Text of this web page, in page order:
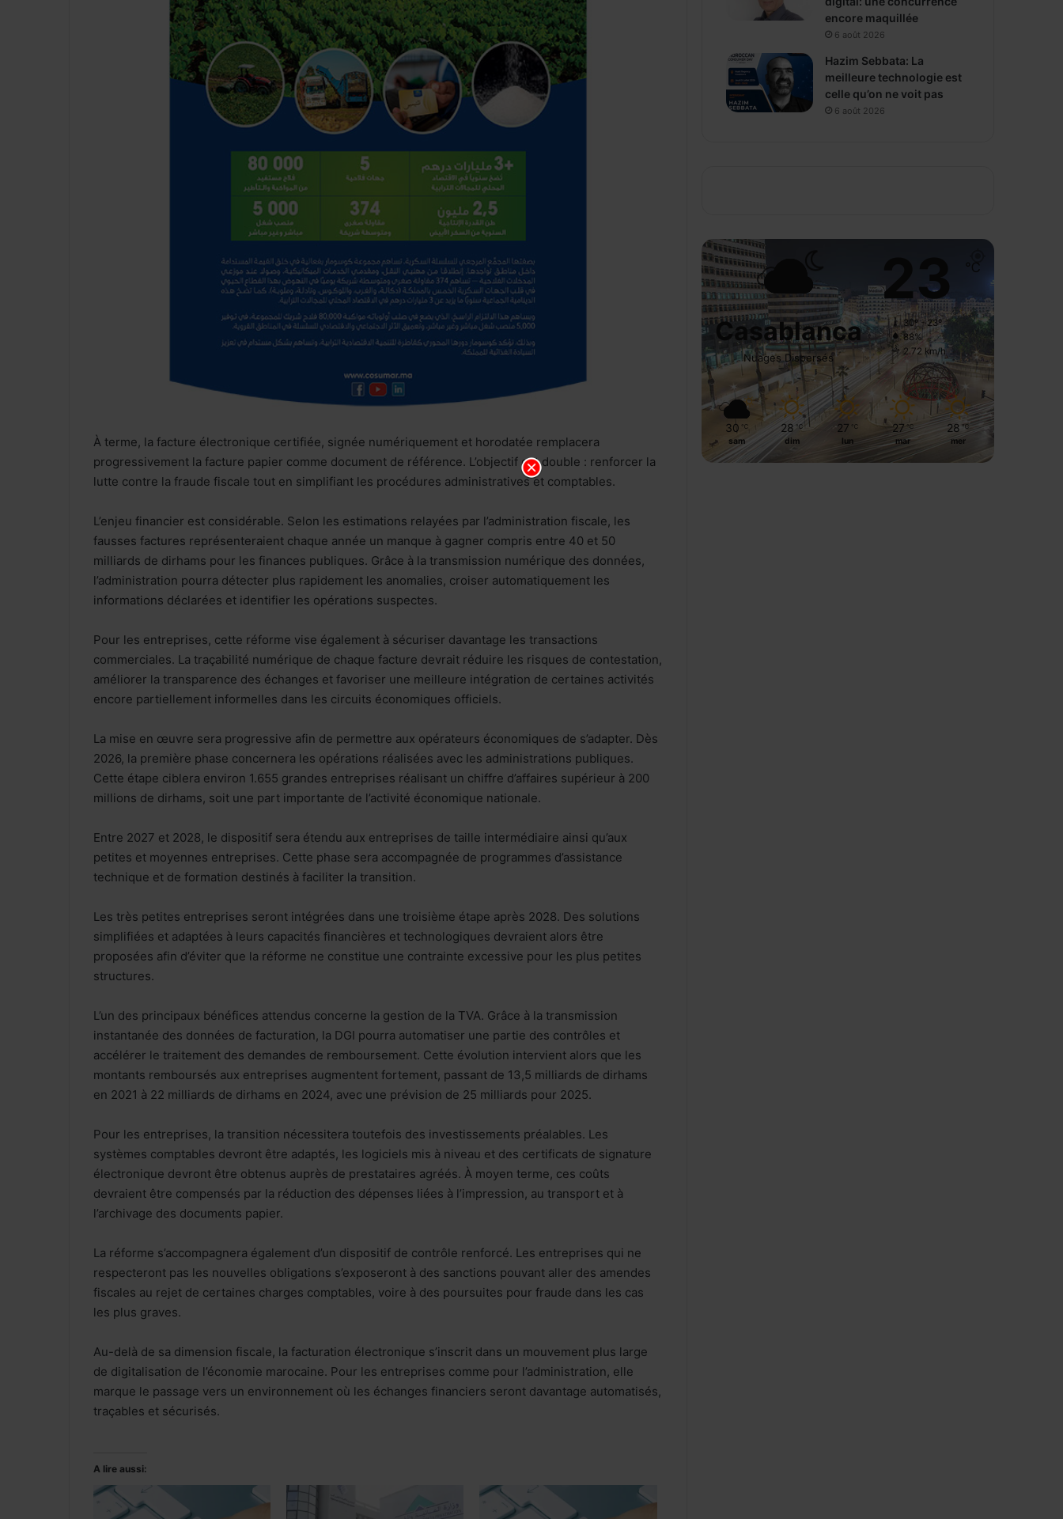
À terme, la facture électronique certifiée, signée numériquement et horodatée remplacera
progressivement la facture papier comme document de référence. L’objectif est double : renforcer la
lutte contre la fraude fiscale tout en simplifiant les procédures administratives et comptables.
L’enjeu financier est considérable. Selon les estimations relayées par l’administration fiscale, les
fausses factures représenteraient chaque année un manque à gagner compris entre 40 et 50
milliards de dirhams pour les finances publiques. Grâce à la transmission numérique des données,
l’administration pourra détecter plus rapidement les anomalies, croiser automatiquement les
informations déclarées et identifier les opérations suspectes.
Pour les entreprises, cette réforme vise également à sécuriser davantage les transactions
commerciales. La traçabilité numérique de chaque facture devrait réduire les risques de contestation,
améliorer la transparence des échanges et favoriser une meilleure intégration de certaines activités
encore partiellement informelles dans les circuits économiques officiels.
La mise en œuvre sera progressive afin de permettre aux opérateurs économiques de s’adapter. Dès
2026, la première phase concernera les opérations réalisées avec les administrations publiques.
Cette étape ciblera environ 1.655 grandes entreprises réalisant un chiffre d’affaires supérieur à 200
millions de dirhams, soit une part importante de l’activité économique nationale.
Entre 2027 et 2028, le dispositif sera étendu aux entreprises de taille intermédiaire ainsi qu’aux
petites et moyennes entreprises. Cette phase sera accompagnée de programmes d’assistance
technique et de formation destinés à faciliter la transition.
Les très petites entreprises seront intégrées dans une troisième étape après 2028. Des solutions
simplifiées et adaptées à leurs capacités financières et technologiques devraient alors être
proposées afin d’éviter que la réforme ne constitue une contrainte excessive pour les plus petites
structures.
L’un des principaux bénéfices attendus concerne la gestion de la TVA. Grâce à la transmission
instantanée des données de facturation, la DGI pourra automatiser une partie des contrôles et
accélérer le traitement des demandes de remboursement. Cette évolution intervient alors que les
montants remboursés aux entreprises augmentent fortement, passant de 13,5 milliards de dirhams
en 2021 à 22 milliards de dirhams en 2024, avec une prévision de 25 milliards pour 2025.
Pour les entreprises, la transition nécessitera toutefois des investissements préalables. Les
systèmes comptables devront être adaptés, les logiciels mis à niveau et des certificats de signature
électronique devront être obtenus auprès de prestataires agréés. À moyen terme, ces coûts
devraient être compensés par la réduction des dépenses liées à l’impression, au transport et à
l’archivage des documents papier.
La réforme s’accompagnera également d’un dispositif de contrôle renforcé. Les entreprises qui ne
respecteront pas les nouvelles obligations s’exposeront à des sanctions pouvant aller des amendes
fiscales au rejet de certaines charges comptables, voire à des poursuites pour fraude dans les cas
les plus graves.
Au-delà de sa dimension fiscale, la facturation électronique s’inscrit dans un mouvement plus large
de digitalisation de l’économie marocaine. Pour les entreprises comme pour l’administration, elle
marque le passage vers un environnement où les échanges financiers seront davantage automatisés,
traçables et sécurisés.
A lire aussi:
dépasse 60 Go par client et par mois,
en hausse de 48%
encore maquillée
6 août 2026
Hazim Sebbata: La
meilleure technologie est
celle qu’on ne voit pas
6 août 2026
Casablanca
Nuages Dispersés
23 ℃
30º - 23º
88%
2.72 km/h
30 ℃
sam
28 ℃
dim
27 ℃
lun
27 ℃
mar
28 ℃
mer